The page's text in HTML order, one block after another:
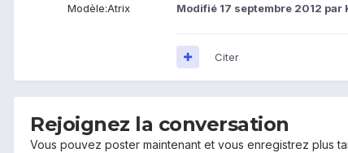
Modèle:Atrix Modifié 17 septembre 2012 par
Citer
Rejoignez la conversation
Vous pouvez poster maintenant et vous enregistrez plus